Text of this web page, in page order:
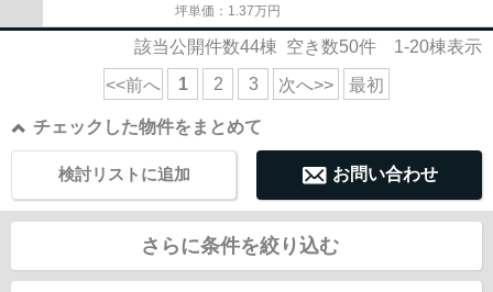
坪単価： 1.37万円
該当公開件数44棟 空き数50件 1-20棟表示
<<前へ 1 2 3 次へ>> 最初
チェックした物件をまとめて
お問い合わせ
検討リストに追加
さらに条件を絞り込む